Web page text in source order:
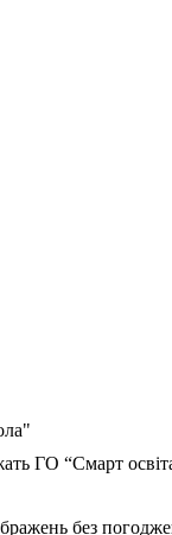
ГО “Смарт
без